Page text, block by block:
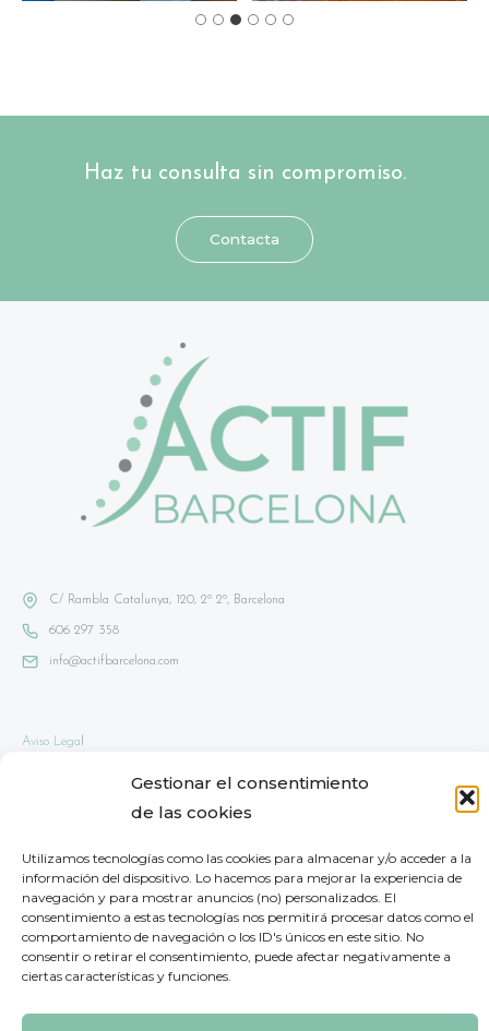
Gestionar el consentimiento
de las cookies
Utilizamos tecnologías como las cookies para almacenar y/o acceder a la
información del dispositivo. Lo hacemos para mejorar la experiencia de
navegación y para mostrar anuncios (no) personalizados. El
consentimiento a estas tecnologías nos permitirá procesar datos como el
comportamiento de navegación o los ID's únicos en este sitio. No
consentir o retirar el consentimiento, puede afectar negativamente a
ciertas características y funciones.
Haz tu consulta sin compromiso.
Contacta
C/ Rambla Catalunya, 120, 2º 2º, Barcelona
606 297 358
info@actifbarcelona.com
Aviso Lega
DECLARACIÓN DE ACCESIBILIDAD